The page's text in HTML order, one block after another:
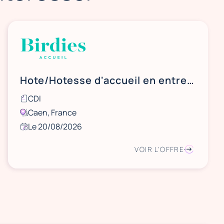
Hote/Hotesse d'accueil en entreprise à Caen
CDI
Caen, France
Le 20/08/2026
VOIR L'OFFRE